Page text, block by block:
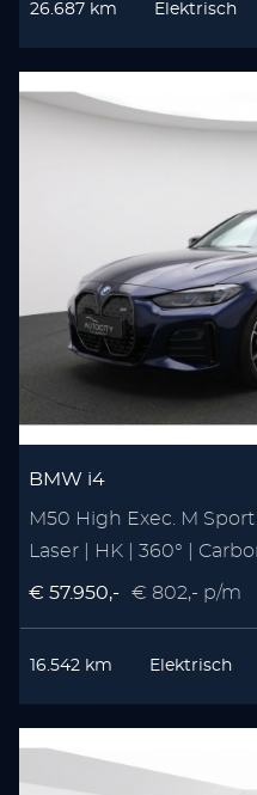
26.687 km Elektrisch
BMW i4
M50 High Exec. M Sport
Laser | HK | 360° |
€ 57.950,- € 802,- p/m
16.542 km Elektrisch